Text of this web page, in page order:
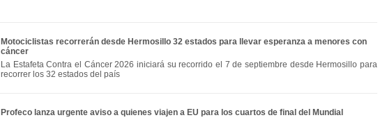
Motociclistas recorrerán desde Hermosillo 32 estados para llevar esperanza a menores con
cáncer
La Estafeta Contra el Cáncer 2026 iniciará su recorrido el 7 de septiembre desde Hermosillo para
recorrer los 32 estados del país
Profeco lanza urgente aviso a quienes viajen a EU para los cuartos de final del Mundial